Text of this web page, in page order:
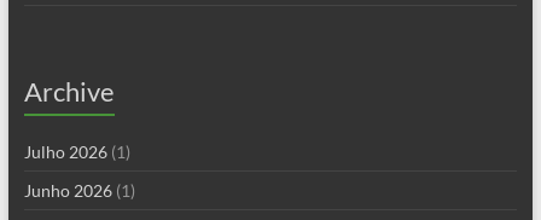
Archive
Julho 2026(1)
Junho 2026(1)